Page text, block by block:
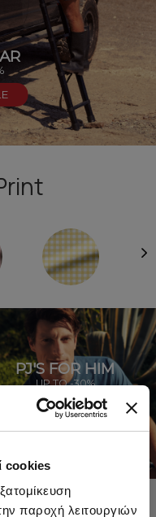
cookies
παροχή λειτουργιών
PJ'S FOR HIM
UP TO -30%
SHOP SALE